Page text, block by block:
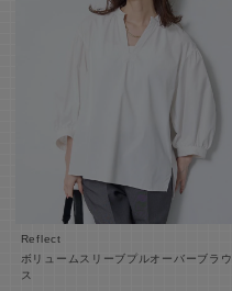
Reflect
ボリュームスリーブプルオーバーブラウ
ス